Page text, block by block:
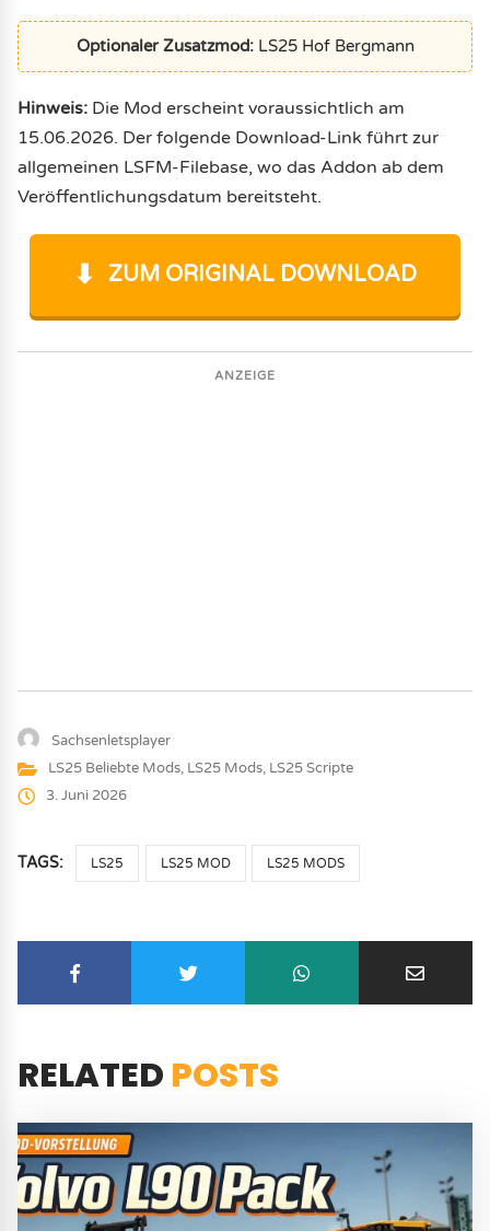
Optionaler Zusatzmod: LS25 Hof Bergmann
Hinweis: Die Mod erscheint voraussichtlich am
15.06.2026. Der folgende Download-Link führt zur
allgemeinen LSFM-Filebase, wo das Addon ab dem
Veröffentlichungsdatum bereitsteht.
ZUM ORIGINAL DOWNLOAD
ANZEIGE
Sachsenletsplayer
LS25 Beliebte Mods, LS25 Mods, LS25 Scripte
3. Juni 2026
TAGS: LS25 LS25 MOD LS25 MODS
RELATED POSTS